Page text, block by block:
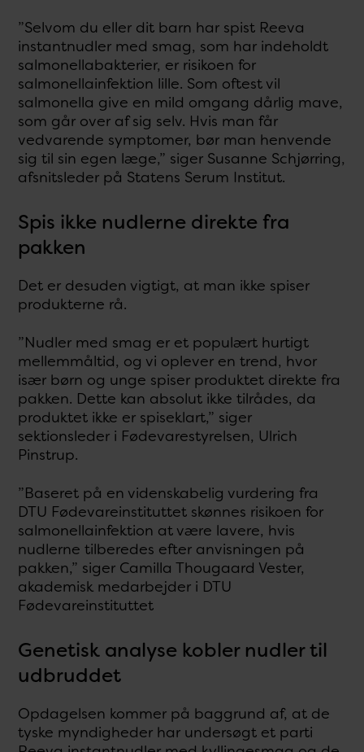
”Selvom du eller dit barn har spist Reeva
instantnudler med smag, som har indeholdt
salmonellabakterier, er risikoen for
salmonellainfektion lille. Som oftest vil
salmonella give en mild omgang dårlig mave,
som går over af sig selv. Hvis man får
vedvarende symptomer, bør man henvende
sig til sin egen læge,” siger Susanne Schjørring,
afsnitsleder på Statens Serum Institut.
Spis ikke nudlerne direkte fra
pakken
Det er desuden vigtigt, at man ikke spiser
produkterne rå.
”Nudler med smag er et populært hurtigt
mellemmåltid, og vi oplever en trend, hvor
især børn og unge spiser produktet direkte fra
pakken. Dette kan absolut ikke tilrådes, da
produktet ikke er spiseklart,” siger
sektionsleder i Fødevarestyrelsen, Ulrich
Pinstrup.
”Baseret på en videnskabelig vurdering fra
DTU Fødevareinstituttet skønnes risikoen for
salmonellainfektion at være lavere, hvis
nudlerne tilberedes efter anvisningen på
pakken,” siger Camilla Thougaard Vester,
akademisk medarbejder i DTU
Fødevareinstituttet
Genetisk analyse kobler nudler til
udbruddet
Opdagelsen kommer på baggrund af, at de
tyske myndigheder har undersøgt et parti